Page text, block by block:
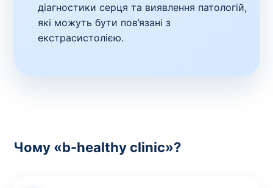
діагностики серця та виявлення патологій,
які можуть бути пов’язані з
екстрасистолією.
Чому «b-healthy clinic»?